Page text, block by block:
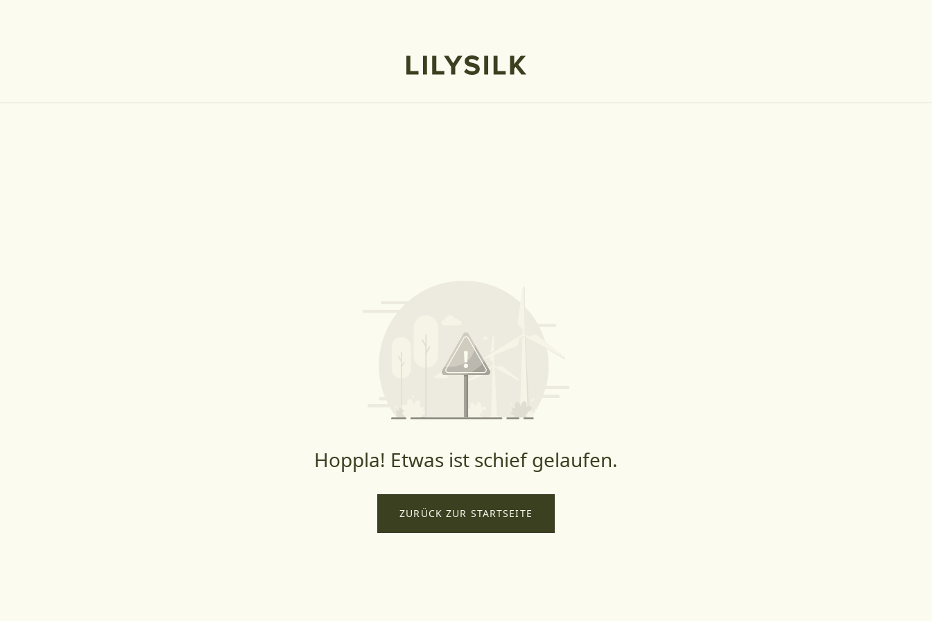
Hoppla! Etwas ist schief gelaufen.
ZURÜCK ZUR STARTSEITE